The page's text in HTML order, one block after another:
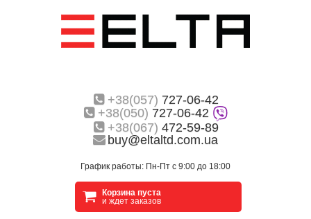
+38(057) 727-06-42
+38(050) 727-06-42
+38(067) 472-59-89
buy@eltaltd.com.ua
График работы: Пн-Пт с 9:00 до 18:00
Корзина пуста
и ждет заказов